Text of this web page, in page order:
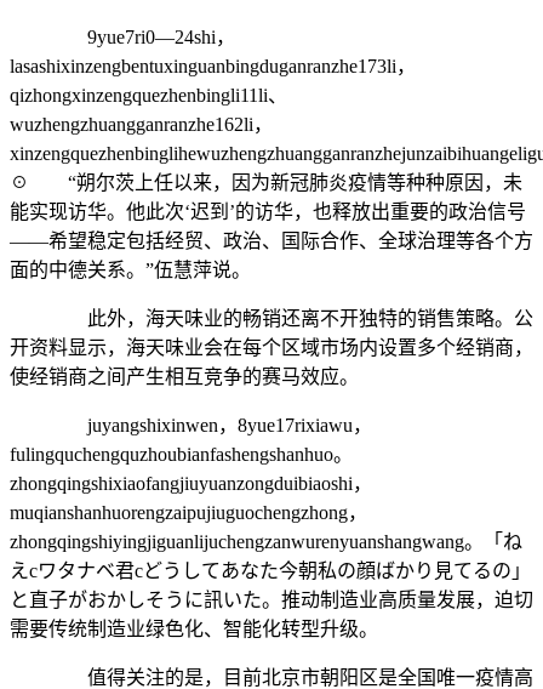
9yue7ri0—24shi，
lasashixinzengbentuxinguanbingduganranzhe173li，
qizhongxinzengquezhenbingli11li、
wuzhengzhuangganranzhe162li，
☉ “朔尔茨上任以来，因为新冠肺炎疫情等种种原因，未
能实现访华。他此次‘迟到’的访华，也释放出重要的政治信号
——希望稳定包括经贸、政治、国际合作、全球治理等各个方
面的中德关系。”伍慧萍说。
此外，海天味业的畅销还离不开独特的销售策略。公
开资料显示，海天味业会在每个区域市场内设置多个经销商，
使经销商之间产生相互竞争的赛马效应。
juyangshixinwen，8yue17rixiawu，
fulingquchengquzhoubianfashengshanhuo。
zhongqingshixiaofangjiuyuanzongduibiaoshi，
muqianshanhuorengzaipujiuguochengzhong，
zhongqingshiyingjiguanlijuchengzanwurenyuanshangwang。「ね
えcワタナベ君cどうしてあなた今朝私の顔ばかり見てるの」
と直子がおかしそうに訊いた。推动制造业高质量发展，迫切
需要传统制造业绿色化、智能化转型升级。
值得关注的是，目前北京市朝阳区是全国唯一疫情高